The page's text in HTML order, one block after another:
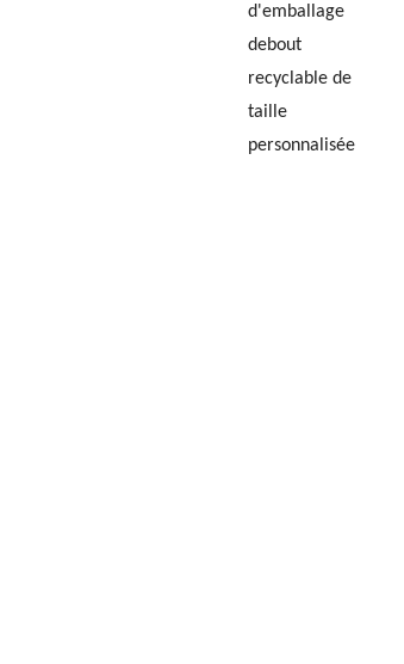
d'emballage
debout
recyclable de
taille
personnalisée